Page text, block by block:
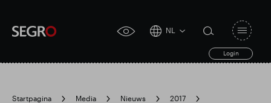
accessibility
NL
Login
search
form
toggle
Startpagina Media Nieuws
2017